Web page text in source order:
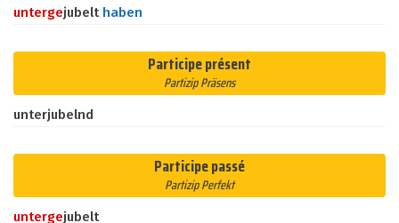
untergejubelt haben
Participe présent
Partizip Präsens
unterjubelnd
Participe passé
Partizip Perfekt
untergejubelt